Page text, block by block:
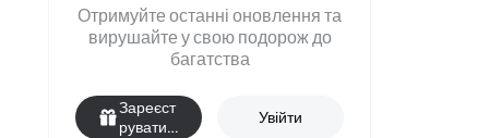
Отримуйте останні оновлення та
вирушайте у свою подорож до
багатства
Зареєст
руватис
Увійти